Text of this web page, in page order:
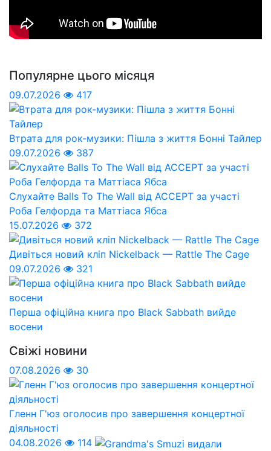
Популярне цього місяця
09.07.2026 417
Втрата для рок-музики: Пішла з життя Бонні Тайлер
09.07.2026
387
Слухайте Balls To The Wall від ACCEPT за участі
Роба Гелфорда та Маттіаса Ябса
15.07.2026
372
Дивіться новий кліп Nickelback — Rattle The Cage
09.07.2026
321
Перша офіційна книга про Black Sabbath вийде
восени
Свіжі новини
07.08.2026 30
Гленн Г'юз оголосив про завершення концертної
діяльності
04.08.2026
114